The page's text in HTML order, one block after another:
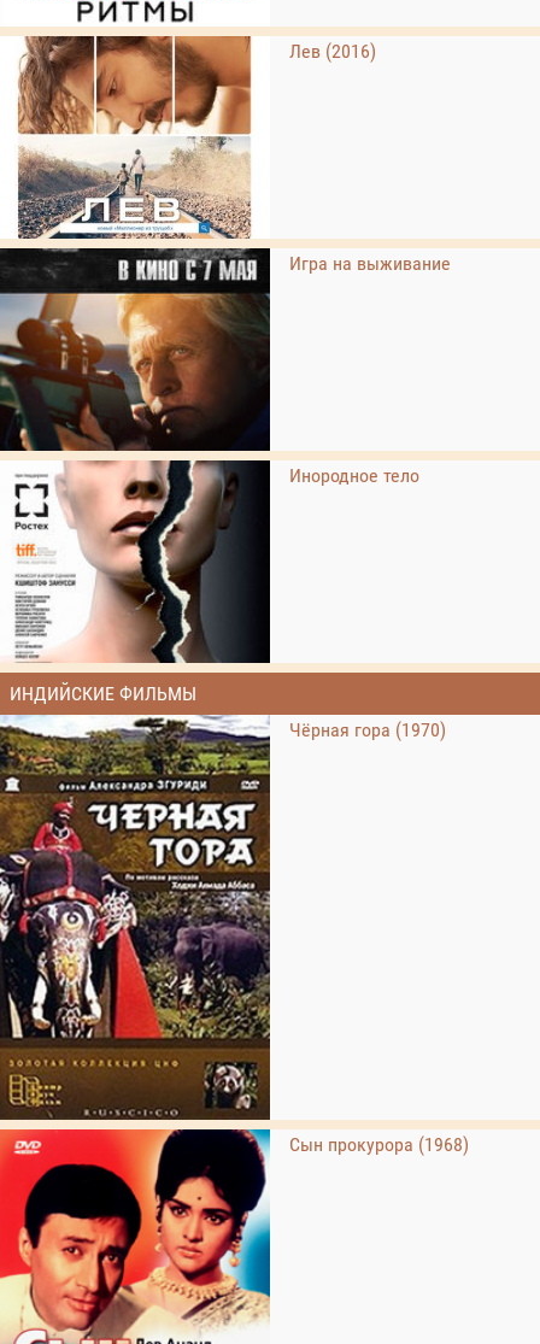
Лев (2016)
Игра на выживание
Инородное тело
ИНДИЙСКИЕ ФИЛЬМЫ
Чёрная гора (1970)
Сын прокурора (1968)